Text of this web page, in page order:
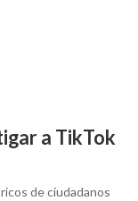
a TikTok
de ciudadanos